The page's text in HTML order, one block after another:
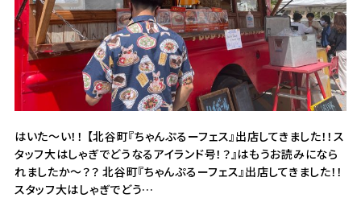
はいた～い！！ 【北谷町『ちゃんぷるーフェス』出店してきました！！ス
タッフ大はしゃぎでどうなるアイランド号！？』はもうお読みになら
れましたか～？？ 北谷町『ちゃんぷるーフェス』出店してきました！！
スタッフ大はしゃぎでどう…